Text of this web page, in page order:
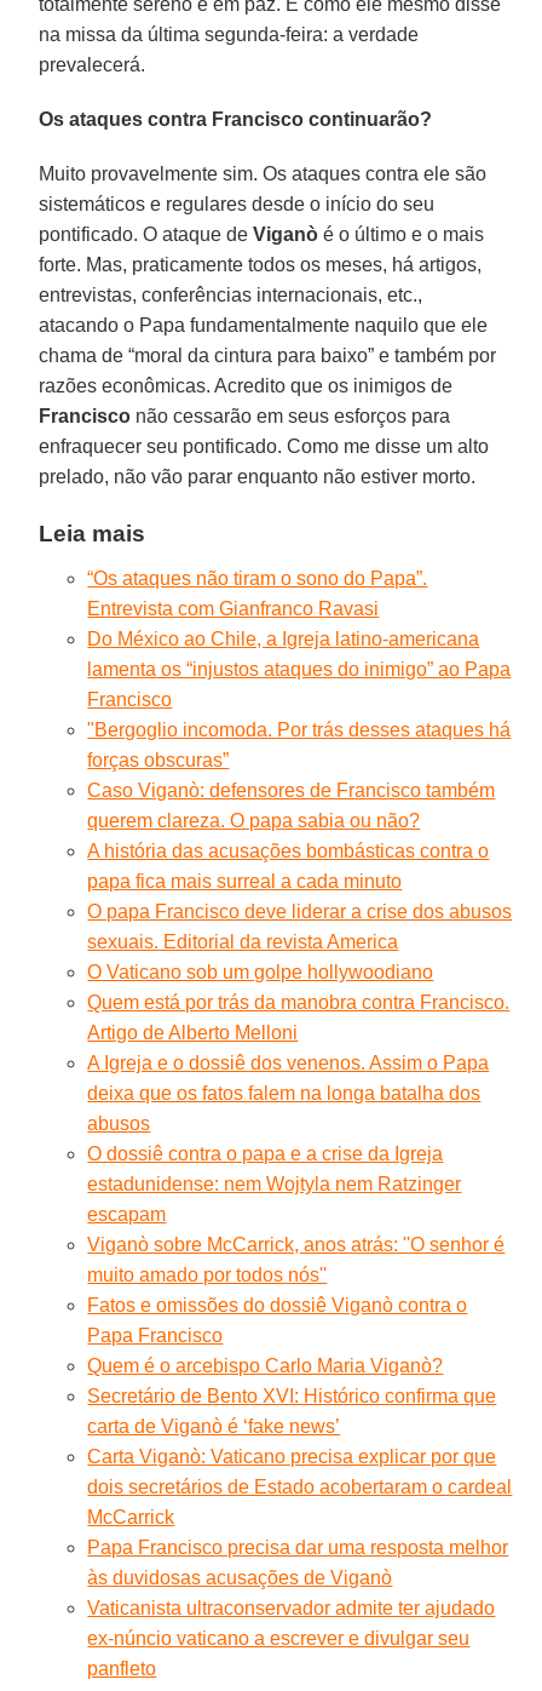
na missa da última segunda-feira: a verdade
prevalecerá.
Os ataques contra Francisco continuarão?
Muito provavelmente sim. Os ataques contra ele são
sistemáticos e regulares desde o início do seu
pontificado. O ataque deViganò é o último e o mais
forte. Mas, praticamente todos os meses, há artigos,
entrevistas, conferências internacionais, etc.,
atacando o Papa fundamentalmente naquilo que ele
chama de “moral da cintura para baixo” e também por
razões econômicas. Acredito que os inimigos de
Francisco não cessarão em seus esforços para
enfraquecer seu pontificado. Como me disse um alto
prelado, não vão parar enquanto não estiver morto.
Leia mais
“Os ataques não tiram o sono do Papa”.
Entrevista com Gianfranco Ravasi
Do México ao Chile, a Igreja latino-americana
lamenta os “injustos ataques do inimigo” ao Papa
Francisco
"Bergoglio incomoda. Por trás desses ataques há
forças obscuras”
Caso Viganò: defensores de Francisco também
querem clareza. O papa sabia ou não?
A história das acusações bombásticas contra o
papa fica mais surreal a cada minuto
O papa Francisco deve liderar a crise dos abusos
sexuais. Editorial da revista America
O Vaticano sob um golpe hollywoodiano
Quem está por trás da manobra contra Francisco.
Artigo de Alberto Melloni
A Igreja e o dossiê dos venenos. Assim o Papa
deixa que os fatos falem na longa batalha dos
abusos
O dossiê contra o papa e a crise da Igreja
estadunidense: nem Wojtyla nem Ratzinger
escapam
Viganò sobre McCarrick, anos atrás: ''O senhor é
muito amado por todos nós''
Fatos e omissões do dossiê Viganò contra o
Papa Francisco
Quem é o arcebispo Carlo Maria Viganò?
Secretário de Bento XVI: Histórico confirma que
carta de Viganò é ‘fake news’
Carta Viganò: Vaticano precisa explicar por que
dois secretários de Estado acobertaram o cardeal
McCarrick
Papa Francisco precisa dar uma resposta melhor
às duvidosas acusações de Viganò
Vaticanista ultraconservador admite ter ajudado
ex-núncio vaticano a escrever e divulgar seu
panfleto